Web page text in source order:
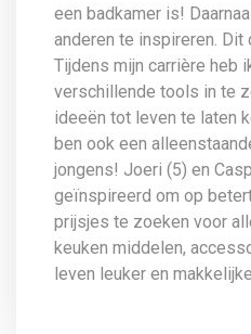
een badkamer is!
anderen te inspireren. Dit
Tijdens mijn carrière heb
verschillende tools in te
ideeën tot leven te laten
ben ook een
jongens! Joeri (5) en
geïnspireerd om op
prijsjes te zoeken voor
keuken middelen,
leven leuker en